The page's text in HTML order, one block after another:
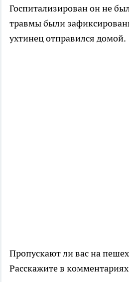
Госпитализирован он не
травмы были
ухтинец отправился домой.
Пропускают ли вас на
Расскажите в